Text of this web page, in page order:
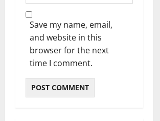
Save my name, email,
and website in this
browser for the next
time I comment.